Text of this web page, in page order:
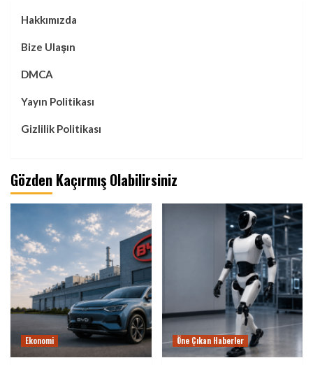
Hakkımızda
Bize Ulaşın
DMCA
Yayın Politikası
Gizlilik Politikası
Gözden Kaçırmış Olabilirsiniz
Ekonomi Öne Çıkan Haberler